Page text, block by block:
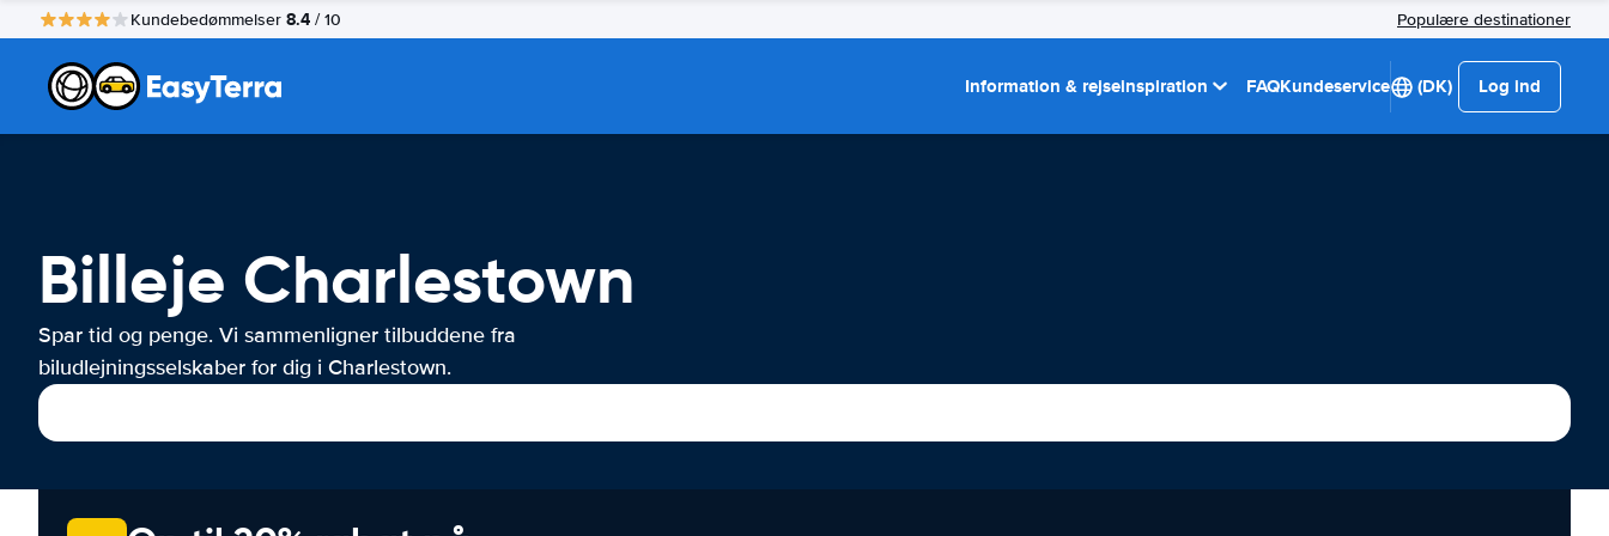
Kundebedømmelser 8.4 / 10 Populære destinationer
Information & rejseinspiration FAQKundeservice (DK) Log ind
Billeje Charlestown
Spar tid og penge. Vi sammenligner tilbuddene fra
biludlejningsselskaber for dig i Charlestown.